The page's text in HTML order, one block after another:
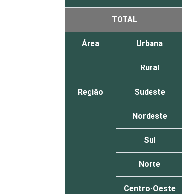
TOTAL
Área Urbana
Rural
Região Sudeste
Nordeste
Sul
Norte
Centro-Oeste